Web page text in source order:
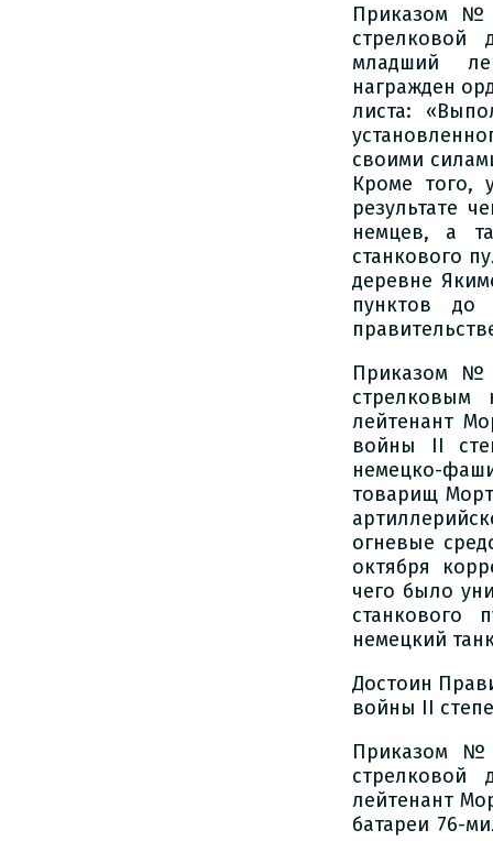
Приказом №
стрелковой
младший
награжден
листа:
своими
Кроме того,
результате
немцев, а
станкового
деревне
пунктов до
Приказом №
стрелковым
лейтенант
войны II
немецко-
товарищ
огневые
октября
чего было
станкового
немецкий
Достоин
войны II
Приказом №
стрелковой
лейтенант
батареи 76-